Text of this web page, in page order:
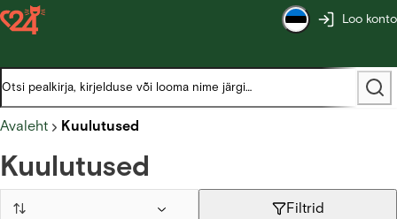
Loo konto
Avaleht Kuulutused
Kuulutused
Filtrid